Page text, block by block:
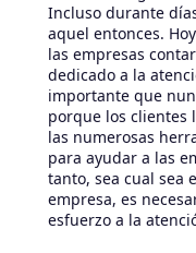
Incluso durante
aquel entonces.
las empresas
dedicado a la
importante que
porque los clientes
las numerosas
para ayudar a las
tanto, sea cual sea
empresa, es
esfuerzo a la